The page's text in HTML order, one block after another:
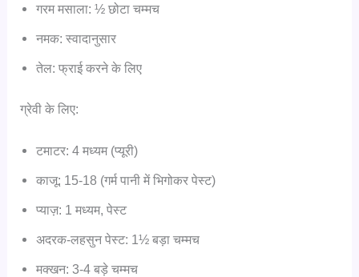
गरम मसाला: ½ छोटा चम्मच
नमक: स्वादानुसार
तेल: फ्राई करने के लिए
ग्रेवी के लिए:
टमाटर: 4 मध्यम (प्यूरी)
काजू: 15-18 (गर्म पानी में भिगोकर पेस्ट)
प्याज़: 1 मध्यम, पेस्ट
अदरक-लहसुन पेस्ट: 1½ बड़ा चम्मच
मक्खन: 3-4 बड़े चम्मच